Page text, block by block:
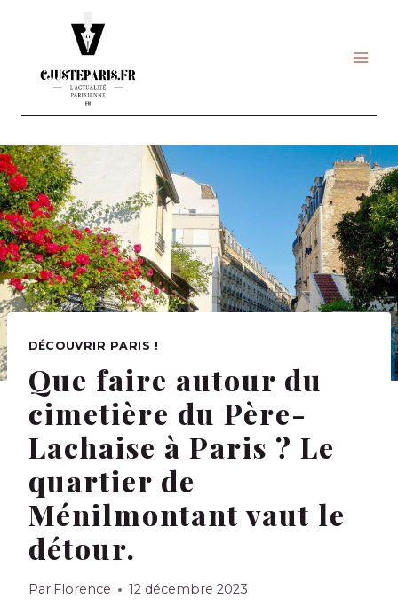
DÉCOUVRIR PARIS !
Que faire autour du
cimetière du Père-
Lachaise à Paris ? Le
quartier de
Ménilmontant vaut le
détour.
Par Florence 12 décembre 2023